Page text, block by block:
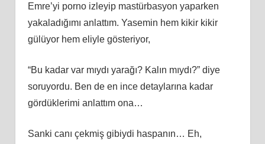
Emre’yi porno izleyip mastürbasyon yaparken
yakaladığımı anlattım. Yasemin hem kikir kikir
gülüyor hem eliyle gösteriyor,
“Bu kadar var mıydı yarağı? Kalın mıydı?” diye
soruyordu. Ben de en ince detaylarına kadar
gördüklerimi anlattım ona…
Sanki canı çekmiş gibiydi haspanın… Eh,